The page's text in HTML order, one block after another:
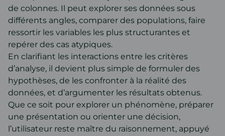
de colonnes. Il peut explorer ses données sous
différents angles, comparer des populations, faire
ressortir les variables les plus structurantes et
repérer des cas atypiques.
En clarifiant les interactions entre les critères
d’analyse, il devient plus simple de formuler des
hypothèses, de les confronter à la réalité des
données, et d’argumenter les résultats obtenus.
Que ce soit pour explorer un phénomène, préparer
une présentation ou orienter une décision,
l’utilisateur reste maître du raisonnement, appuyé